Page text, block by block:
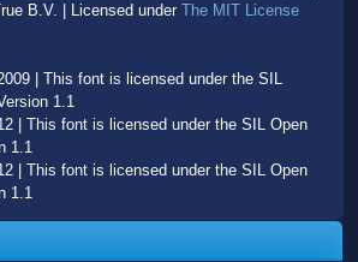
B.V. | Licensed under The MIT License
| This font is licensed under the SIL
1.1
| This font is licensed under the SIL Open
1.1
| This font is licensed under the SIL Open
1.1